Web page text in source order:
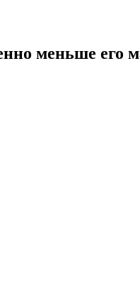
меньше его